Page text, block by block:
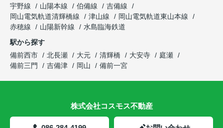
宇野線
山陽本線 伯備線
吉備線
岡山電気軌道清輝橋線
津山線
岡山電気軌道東山本線
赤穂線
山陽新幹線
水島臨海鉄道
駅から探す
備前西市
北長瀬 大元 清輝橋 大安寺
庭瀬
備前三門
吉備津 岡山 備前一宮
株式会社コスモス不動産